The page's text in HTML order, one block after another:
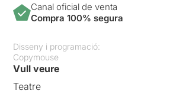
Canal oficial de venta
Compra 100% segura
Disseny i programació:
Copymouse
Vull veure
Teatre